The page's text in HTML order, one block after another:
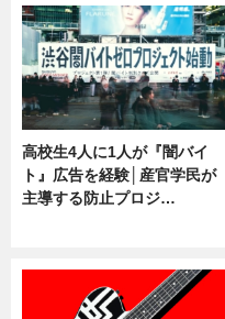
高校生4人に1人が『闇バイ
ト』広告を経験│産官学民が
主導する防止プロジ…